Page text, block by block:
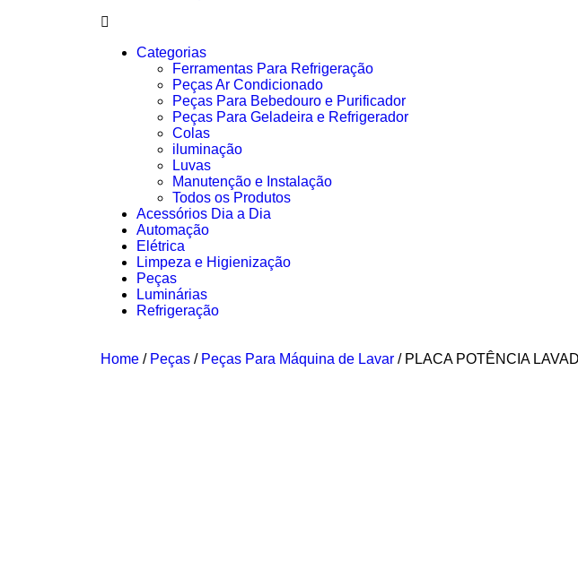
Categorias
Ferramentas Para Refrigeração
Peças Ar Condicionado
Peças Para Bebedouro e Purificador
Peças Para Geladeira e Refrigerador
Colas
iluminação
Luvas
Manutenção e Instalação
Todos os Produtos
Acessórios Dia a Dia
Automação
Elétrica
Limpeza e Higienização
Peças
Luminárias
Refrigeração
Home / Peças / Peças Para Máquina de Lavar / PLACA POTÊNCIA